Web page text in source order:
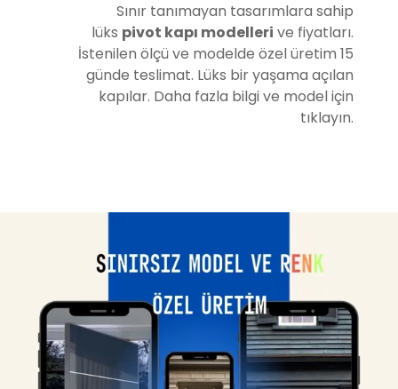
Sınır tanımayan tasarımlara sahip
lüks pivot kapı modelleri ve fiyatları.
İstenilen ölçü ve modelde özel üretim 15
günde teslimat. Lüks bir yaşama açılan
kapılar. Daha fazla bilgi ve model için
tıklayın.